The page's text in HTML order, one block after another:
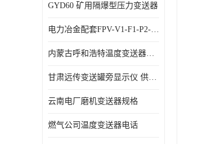
GYD60 矿用隔爆型压力变送器
电力冶金配套FPV-V1-F1-P2-03电压变送器
内蒙古呼和浩特温度变送器配套罐旁显示仪供应 性能稳定
甘肃远传变送罐旁显示仪 供应及时
云南电厂磨机变送器规格
燃气公司温度变送器电话